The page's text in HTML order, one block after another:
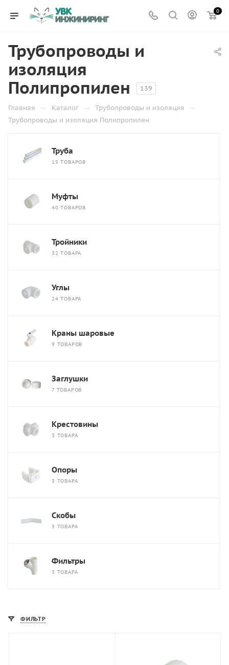
0
Трубопроводы и
изоляция
Полипропилен
139
Главная — Каталог — Трубопроводы и изоляция —
Трубопроводы и изоляция Полипропилен
Труба
15 ТОВАРОВ
Муфты
40 ТОВАРОВ
Тройники
32 ТОВАРА
Углы
24 ТОВАРА
Краны шаровые
9 ТОВАРОВ
Заглушки
7 ТОВАРОВ
Крестовины
3 ТОВАРА
Опоры
3 ТОВАРА
Скобы
3 ТОВАРА
Фильтры
3 ТОВАРА
ФИЛЬТР